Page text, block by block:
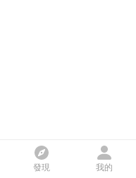
發現 我的